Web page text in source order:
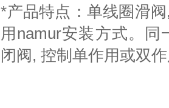
*产品特点：单线圈滑
用namur安装方式。同
闭阀, 控制单作用或双作